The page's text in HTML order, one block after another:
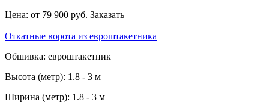
Цена: от 79 900 руб. Заказать
Откатные ворота из евроштакетника
Обшивка: евроштакетник
Высота (метр): 1.8 - 3 м
Ширина (метр): 1.8 - 3 м